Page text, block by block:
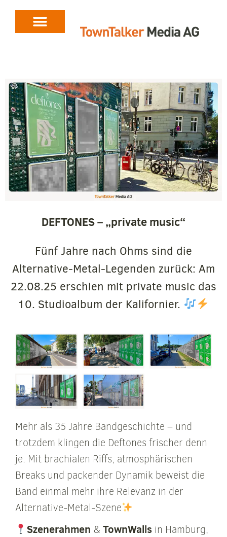
DEFTONES – „private music“
Fünf Jahre nach Ohms sind die
Alternative-Metal-Legenden zurück: Am
22.08.25 erschien mit private music das
10. Studioalbum der Kalifornier.
Mehr als 35 Jahre Bandgeschichte – und
trotzdem klingen die Deftones frischer denn
je. Mit brachialen Riffs, atmosphärischen
Breaks und packender Dynamik beweist die
Band einmal mehr ihre Relevanz in der
Alternative-Metal-Szene
Szenerahmen & TownWalls in Hamburg,